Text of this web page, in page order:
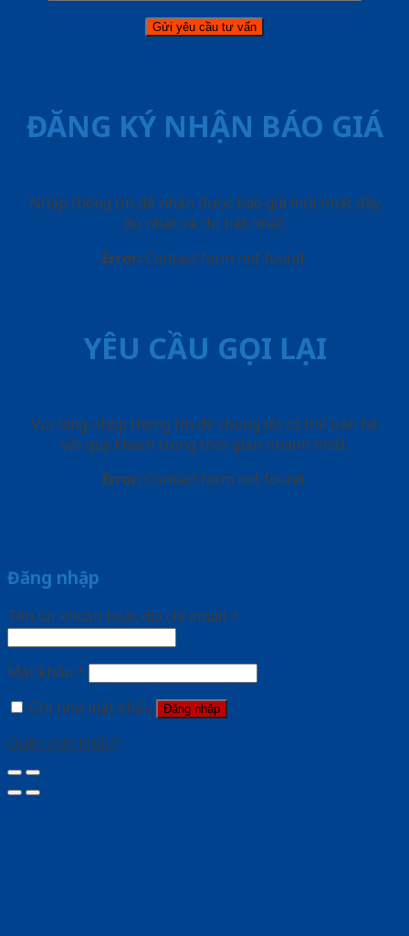
ĐĂNG KÝ NHẬN BÁO GIÁ
Nhập thông tin để nhận được báo giá mới nhât đầy
đủ nhất và chi tiết nhất.
Error: Contact form not found.
YÊU CẦU GỌI LẠI
Vui lòng nhập thông tin để chúng tôi có thể liên hệ
với quý khách trong thời gian nhanh nhất.
Error: Contact form not found.
Đăng nhập
Tên tài khoản hoặc địa chỉ email *
Mật khẩu *
Ghi nhớ mật khẩu
Đăng nhập
Quên mật khẩu?